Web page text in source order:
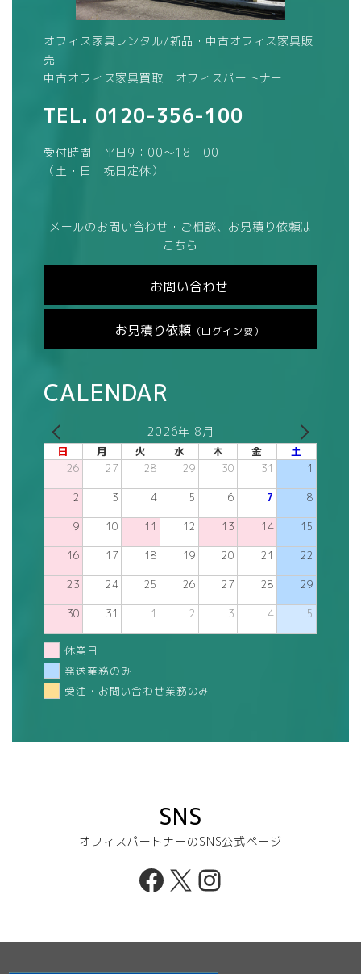
オフィス家具レンタル/新品・中古オフィス家具販
売
中古オフィス家具買取 オフィスパートナー
TEL. 0120-356-100
受付時間 平日9：00～18：00
（土・日・祝日定休）
メールのお問い合わせ・ご相談、お見積り依頼は
こちら
お問い合わせ
お見積り依頼 （ログイン要）
CALENDAR
2026年 8月
日 月 火 水 木 金 土
26 27 28 29 30 31 1
2 3 4 5 6 7 8
9 10 11 12 13 14 15
16 17 18 19 20 21 22
23 24 25 26 27 28 29
30 31 1 2 3 4 5
休業日
発送業務のみ
受注・お問い合わせ業務のみ
SNS
オフィスパートナーのSNS公式ページ
Facebook
X Instagram